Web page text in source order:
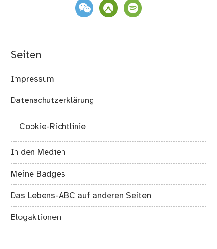
weixin komootspotify
Seiten
Impressum
Datenschutzerklärung
Cookie-Richtlinie
In den Medien
Meine Badges
Das Lebens-ABC auf anderen Seiten
Blogaktionen